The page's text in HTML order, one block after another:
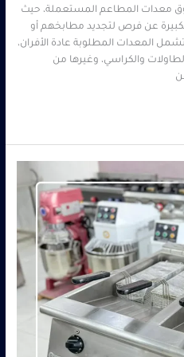
معدات المطاعم المستعملة، حيث
عن فرص لتجديد مطابخهم أو
المعدات المطلوبة عادة الأفران،
الطاولات والكراسي، وغيرها من